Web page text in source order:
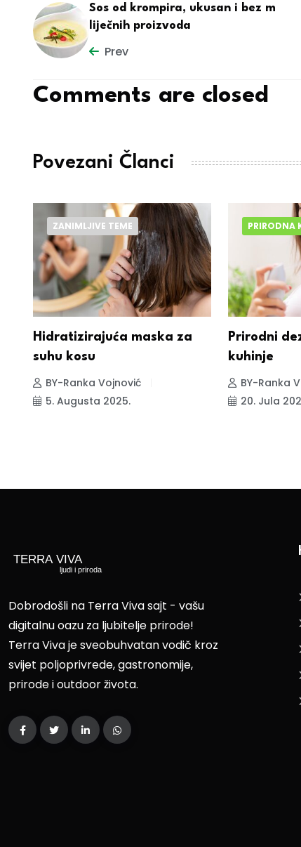
Sos od krompira, ukusan i bez m
liječnih proizvoda
Prev
Comments are closed
Povezani Članci
ZANIMLJIVE TEME
Hidratizirajuća maska za
suhu kosu
BY-Ranka Vojnović
5. Augusta 2025.
PRIRODNA
Prirodni
kuhinje
BY-Ranka
20. Jula
Dobrodošli na Terra Viva sajt - vašu
digitalnu oazu za ljubitelje prirode!
Terra Viva je sveobuhvatan vodič kroz
svijet poljoprivrede, gastronomije,
prirode i outdoor života.